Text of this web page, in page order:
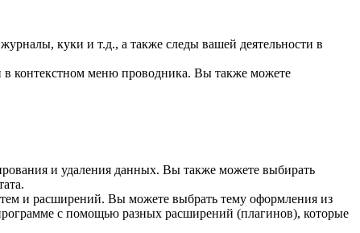
куки и т.д., а также следы вашей деятельности в
контекстном меню проводника. Вы также можете
и удаления данных. Вы также можете выбирать
и расширений. Вы можете выбрать тему оформления из
с помощью разных расширений (плагинов), которые